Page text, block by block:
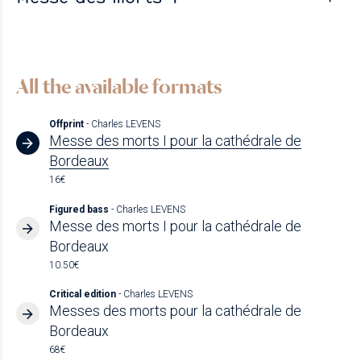
All the available formats
Offprint - Charles LEVENS
Messe des morts I pour la cathédrale de
Bordeaux
16€
Figured bass - Charles LEVENS
Messe des morts I pour la cathédrale de
Bordeaux
10.50€
Critical edition - Charles LEVENS
Messes des morts pour la cathédrale de
Bordeaux
68€